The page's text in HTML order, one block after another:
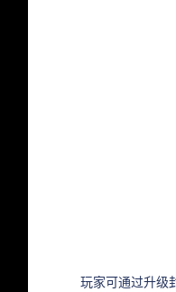
玩家可通过升级封